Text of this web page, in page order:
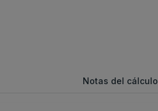
Notas del cálculo